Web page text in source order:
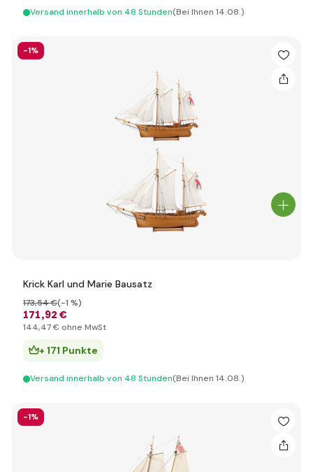
Versand innerhalb von 48 Stunden(Bei Ihnen 14.08.)
-1%
Krick Karl und Marie Bausatz
171,92 €
173,54 €(-1 %)
144,47 € ohne MwSt
+ 171 Punkte
Versand innerhalb von 48 Stunden(Bei Ihnen 14.08.)
-1%